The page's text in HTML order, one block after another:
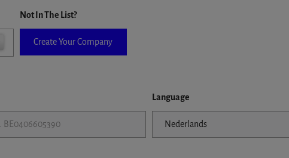
Not In The List?
Create Your Company
Language